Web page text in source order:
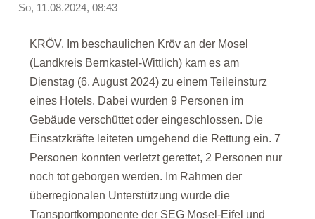
So, 11.08.2024, 08:43
KRÖV. Im beschaulichen Kröv an der Mosel
(Landkreis Bernkastel-Wittlich) kam es am
Dienstag (6. August 2024) zu einem Teileinsturz
eines Hotels. Dabei wurden 9 Personen im
Gebäude verschüttet oder eingeschlossen. Die
Einsatzkräfte leiteten umgehend die Rettung ein. 7
Personen konnten verletzt gerettet, 2 Personen nur
noch tot geborgen werden. Im Rahmen der
überregionalen Unterstützung wurde die
Transportkomponente der SEG Mosel-Eifel und